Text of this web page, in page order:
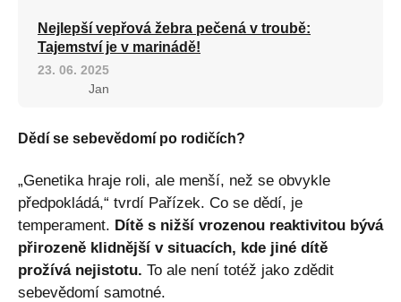
Nejlepší vepřová žebra pečená v troubě:
Tajemství je v marinádě!
23. 06. 2025
Jan
Dědí se sebevědomí po rodičích?
„Genetika hraje roli, ale menší, než se obvykle
předpokládá,“ tvrdí Pařízek. Co se dědí, je
temperament. Dítě s nižší vrozenou reaktivitou bývá
přirozeně klidnější v situacích, kde jiné dítě
prožívá nejistotu. To ale není totéž jako zdědit
sebevědomí samotné.